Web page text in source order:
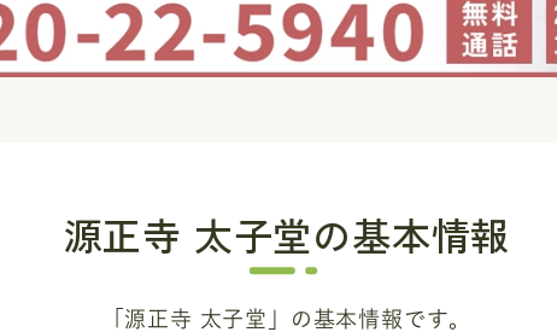
源正寺 太子堂の基本情報
「源正寺 太子堂」の基本情報です。